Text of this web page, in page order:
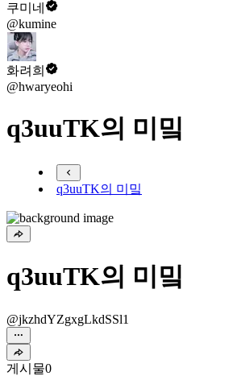
쿠미네
@kumine
화려희
@hwaryeohi
q3uuTK의 미밐
q3uuTK의 미밐
q3uuTK의 미밐
@jkzhdYZgxgLkdSSl1
게시물0